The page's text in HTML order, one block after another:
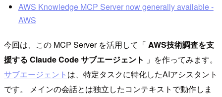
AWS Knowledge MCP Server now generally available -
AWS
今回は、この MCP Server を活用して「 AWS技術調査を支
援する Claude Code サブエージェント 」を作ってみます。
サブエージェント は、特定タスクに特化したAIアシスタント
です。 メインの会話とは独立したコンテキストで動作しま